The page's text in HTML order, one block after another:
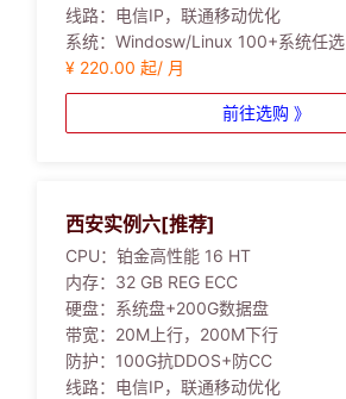
线路： 电信IP，联通移动优化
系统： Windosw/Linux 100+系统任选
¥ 220.00 起/ 月
前往选购 》
西安实例六[推荐]
CPU： 铂金高性能 16 HT
内存： 32 GB REG ECC
硬盘： 系统盘+200G数据盘
带宽： 20M上行，200M下行
防护： 100G抗DDOS+防CC
线路： 电信IP，联通移动优化